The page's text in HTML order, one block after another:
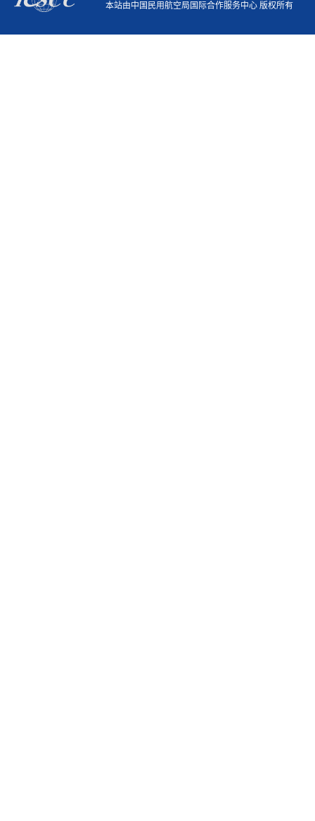
本站由中国民用航空局国际合作服务中心 版权所有